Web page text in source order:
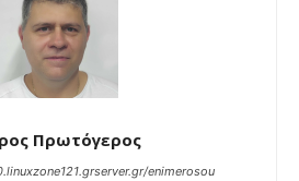
Πρωτόγερος
enimerosou